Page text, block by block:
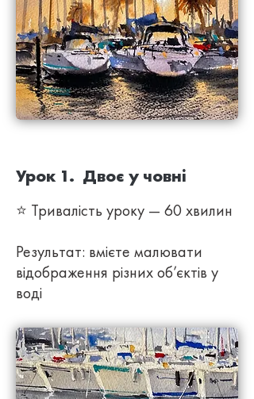
Урок 1. Двоє у човні
⭐ Тривалість уроку — 60 хвилин
Результат: вмієте малювати
відображення різних об’єктів у
воді